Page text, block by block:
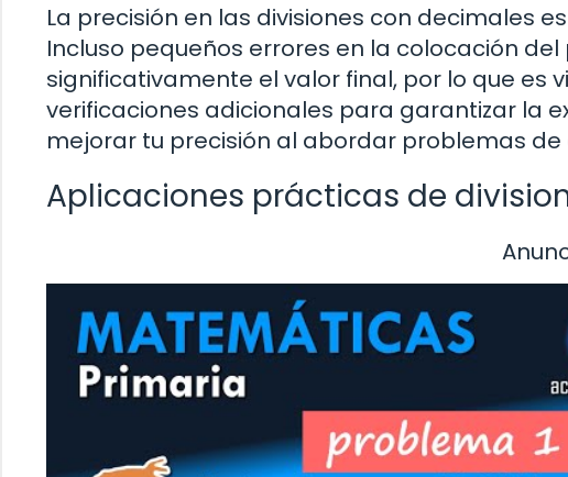
La precisión en las divisiones con decimales
Incluso pequeños errores en la colocación
significativamente el valor final, por lo que es
verificaciones adicionales para garantizar la
mejorar tu precisión al abordar problemas
Aplicaciones prácticas de